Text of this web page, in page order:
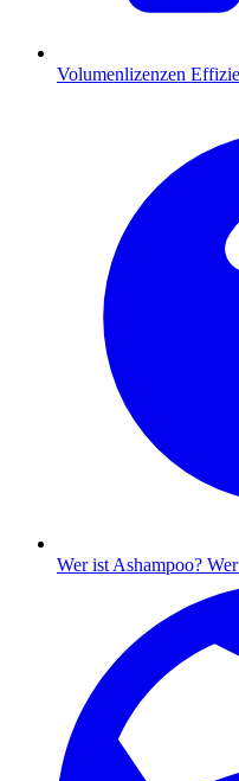
Volumenlizenzen
Wer ist Ashampoo?